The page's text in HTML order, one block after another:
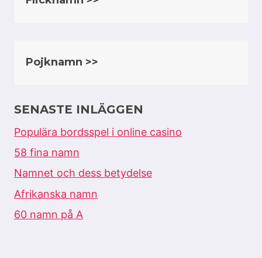
Pojknamn >>
SENASTE INLÄGGEN
Populära bordsspel i online casino
58 fina namn
Namnet och dess betydelse
Afrikanska namn
60 namn på A